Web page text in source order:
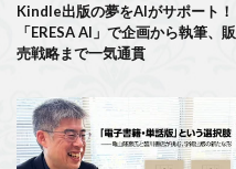
Kindle出版の夢をAIがサポート！
「ERESA AI」で企画から執筆、販
売戦略まで一気通貫